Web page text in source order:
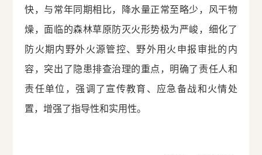
快，与常年同期相比，降水量正常至略少，风干物
燥，面临的森林草原防灭火形势极为严峻，细化了
防火期内野外火源管控、野外用火申报审批的内
容，突出了隐患排查治理的重点，明确了责任人和
责任单位，强调了宣传教育、应急备战和火情处
置，增强了指导性和实用性。